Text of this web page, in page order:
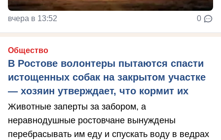
вчера в 13:52 0
Общество
В Ростове волонтеры пытаются спасти
истощенных собак на закрытом участке
— хозяин утверждает, что кормит их
Животные заперты за забором, а
неравнодушные ростовчане вынуждены
перебрасывать им еду и спускать воду в ведрах